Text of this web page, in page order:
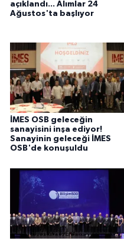
açıklandı... Alımlar 24
Ağustos'ta başlıyor
İMES OSB geleceğin
sanayisini inşa ediyor!
Sanayinin geleceği İMES
OSB'de konuşuldu